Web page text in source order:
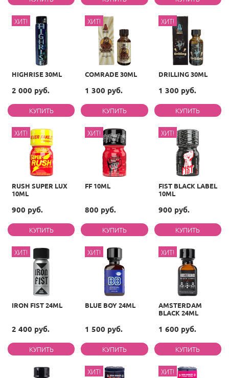
ХИТ!
HIGHRISE 30ML
2 000 руб.
ХИТ!
COMRADE 30ML
1 300 руб.
ХИТ!
DRILLING 30ML
1 300 руб.
ХИТ!
RUSH SUPER LUX
10ML
900 руб.
ХИТ!
FF 10ML
800 руб.
ХИТ!
FIST BLACK LABEL
10ML
900 руб.
ХИТ!
IRON FIST 24ML
2 400 руб.
ХИТ!
BLUE BOY 24ML
1 500 руб.
ХИТ!
AMSTERDAM
BLACK 24ML
1 600 руб.
ХИТ! ХИТ!